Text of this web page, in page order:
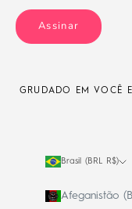
Assinar
GRUDADO EM VOCÊ
Brasil (BRL R$)
Afeganistão